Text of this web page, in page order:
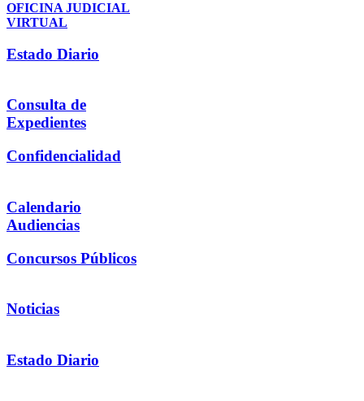
OFICINA JUDICIAL
VIRTUAL
Estado Diario
Consulta de
Expedientes
Confidencialidad
Calendario
Audiencias
Concursos Públicos
Noticias
Estado Diario